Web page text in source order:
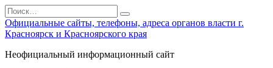
Перейти
к
содержанию
Search
for:
Официальные сайты, телефоны, адреса органов власти г.
Красноярск и Красноярского края
Неофициальный информационный сайт